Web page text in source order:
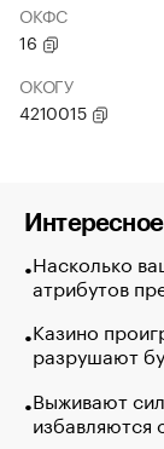
ОКФС
16
ОКОГУ
4210015
Насколько
атрибутов
Казино
разрушают
Выживают
избавляются